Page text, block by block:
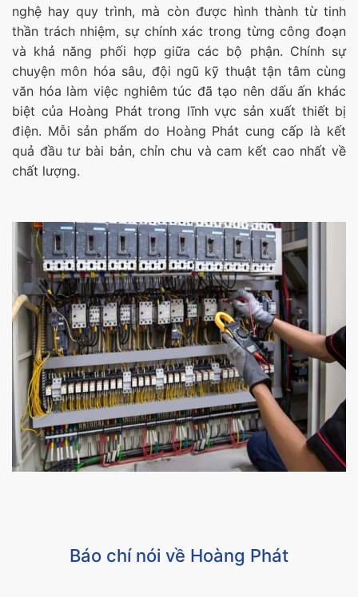
nghệ hay quy trình, mà còn được hình thành từ tinh
thần trách nhiệm, sự chính xác trong từng công đoạn
và khả năng phối hợp giữa các bộ phận. Chính sự
chuyện môn hóa sâu, đội ngũ kỹ thuật tận tâm cùng
văn hóa làm việc nghiêm túc đã tạo nên dấu ấn khác
biệt của Hoàng Phát trong lĩnh vực sản xuất thiết bị
điện. Mỗi sản phẩm do Hoàng Phát cung cấp là kết
quả đầu tư bài bản, chỉn chu và cam kết cao nhất về
chất lượng.
Báo chí nói về Hoàng Phát